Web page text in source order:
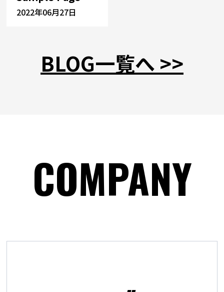
2022年06月27日
BLOG一覧へ >>
COMPANY